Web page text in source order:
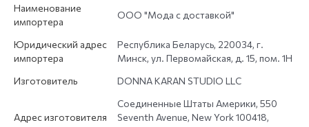
Наименование
импортера
ООО "Мода с доставкой"
Юридический адрес
импортера
Республика Беларусь, 220034, г.
Минск, ул. Первомайская, д. 15, пом. 1Н
Изготовитель
DONNA KARAN STUDIO LLC
Адрес изготовителя
Соединенные Штаты Америки, 550
Seventh Avenue, New York 100418,